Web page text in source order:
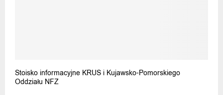
Stoisko informacyjne KRUS i Kujawsko-Pomorskiego
Oddziału NFZ